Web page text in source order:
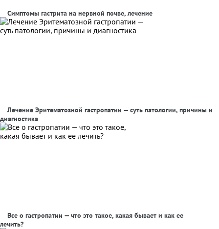
Симптомы гастрита на нервной почве, лечение
Лечение Эритематозной гастропатии — суть патологии, причины и
диагностика
Все о гастропатии — что это такое, какая бывает и как ее
лечить?